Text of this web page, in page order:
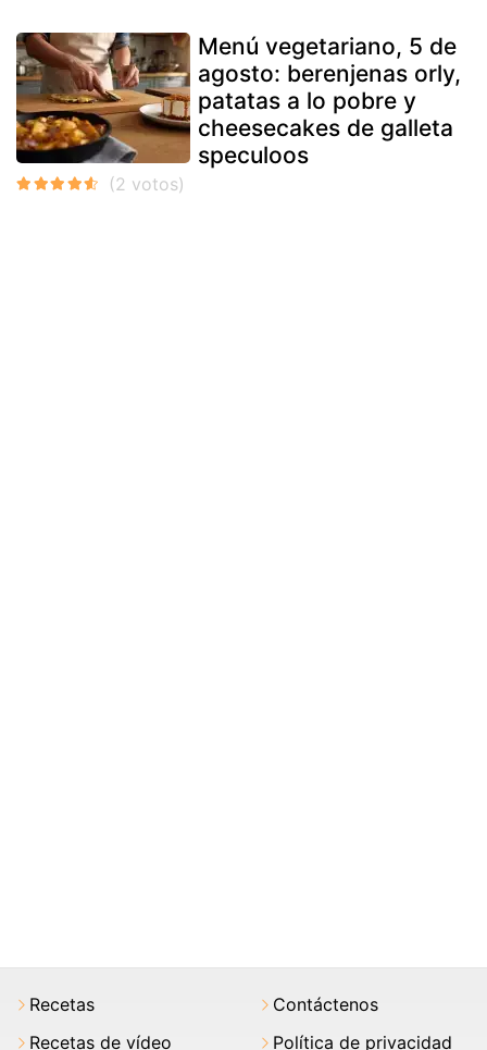
Menú vegetariano, 5 de
agosto: berenjenas orly,
patatas a lo pobre y
cheesecakes de galleta
speculoos
Recetas
Recetas de vídeo
Contáctenos
Política de privacidad